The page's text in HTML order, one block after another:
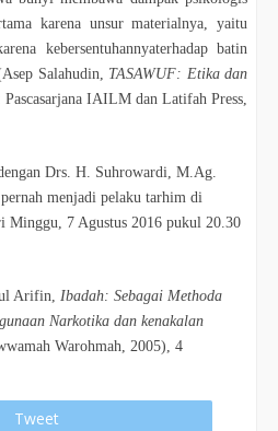
karena unsur materialnya, yaitu
kebersentuhannyaterhadap batin
Salahudin, TASAWUF: Etika dan
Pascasarjana IAILM dan Latifah Press,
Drs. H. Suhrowardi, M.Ag.
menjadi pelaku tarhim di
Minggu, 7 Agustus 2016 pukul 20.30
Arifin, Ibadah: Sebagai Methoda
Narkotika dan kenakalan
Warohmah, 2005), 4
Tweet